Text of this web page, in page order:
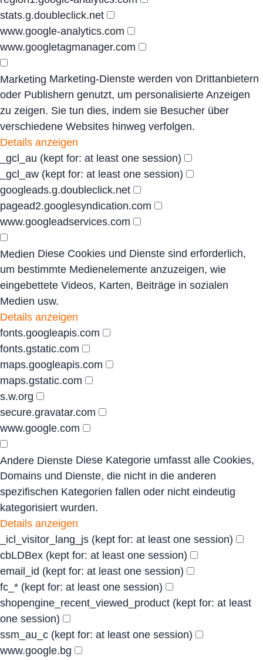
stats.g.doubleclick.net
www.google-analytics.com
www.googletagmanager.com
Marketing Marketing-Dienste werden von Drittanbietern
oder Publishern genutzt, um personalisierte Anzeigen
zu zeigen. Sie tun dies, indem sie Besucher über
verschiedene Websites hinweg verfolgen.
Details anzeigen
_gcl_au (kept for: at least one session)
_gcl_aw (kept for: at least one session)
googleads.g.doubleclick.net
pagead2.googlesyndication.com
www.googleadservices.com
Medien Diese Cookies und Dienste sind erforderlich,
um bestimmte Medienelemente anzuzeigen, wie
eingebettete Videos, Karten, Beiträge in sozialen
Medien usw.
Details anzeigen
fonts.googleapis.com
fonts.gstatic.com
maps.googleapis.com
maps.gstatic.com
s.w.org
secure.gravatar.com
www.google.com
Andere Dienste Diese Kategorie umfasst alle Cookies,
Domains und Dienste, die nicht in die anderen
spezifischen Kategorien fallen oder nicht eindeutig
kategorisiert wurden.
Details anzeigen
_icl_visitor_lang_js (kept for: at least one session)
cbLDBex (kept for: at least one session)
email_id (kept for: at least one session)
fc_* (kept for: at least one session)
shopengine_recent_viewed_product (kept for: at least
one session)
ssm_au_c (kept for: at least one session)
www.google.bg